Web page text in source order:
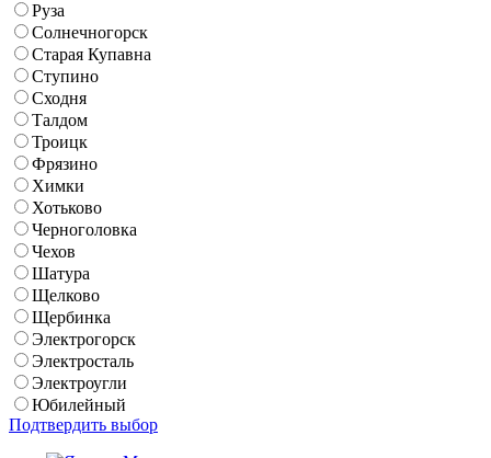
Руза
Солнечногорск
Старая Купавна
Ступино
Сходня
Талдом
Троицк
Фрязино
Химки
Хотьково
Черноголовка
Чехов
Шатура
Щелково
Щербинка
Электрогорск
Электросталь
Электроугли
Юбилейный
Подтвердить выбор